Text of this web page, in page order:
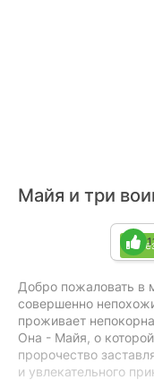
Майя и три
1
Добро пожаловать в
совершенно
проживает
Она - Майя, о
пророчество
и увлекательного